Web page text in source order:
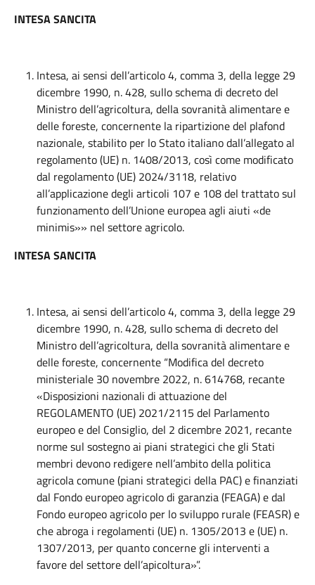
INTESA SANCITA
Intesa, ai sensi dell’articolo 4, comma 3, della legge 29
dicembre 1990, n. 428, sullo schema di decreto del
Ministro dell’agricoltura, della sovranità alimentare e
delle foreste, concernente la ripartizione del plafond
nazionale, stabilito per lo Stato italiano dall’allegato al
regolamento (UE) n. 1408/2013, così come modificato
dal regolamento (UE) 2024/3118, relativo
all’applicazione degli articoli 107 e 108 del trattato sul
funzionamento dell’Unione europea agli aiuti «de
minimis»» nel settore agricolo.
INTESA SANCITA
Intesa, ai sensi dell’articolo 4, comma 3, della legge 29
dicembre 1990, n. 428, sullo schema di decreto del
Ministro dell’agricoltura, della sovranità alimentare e
delle foreste, concernente “Modifica del decreto
ministeriale 30 novembre 2022, n. 614768, recante
«Disposizioni nazionali di attuazione del
REGOLAMENTO (UE) 2021/2115 del Parlamento
europeo e del Consiglio, del 2 dicembre 2021, recante
norme sul sostegno ai piani strategici che gli Stati
membri devono redigere nell’ambito della politica
agricola comune (piani strategici della PAC) e finanziati
dal Fondo europeo agricolo di garanzia (FEAGA) e dal
Fondo europeo agricolo per lo sviluppo rurale (FEASR) e
che abroga i regolamenti (UE) n. 1305/2013 e (UE) n.
1307/2013, per quanto concerne gli interventi a
favore del settore dell’apicoltura»”.